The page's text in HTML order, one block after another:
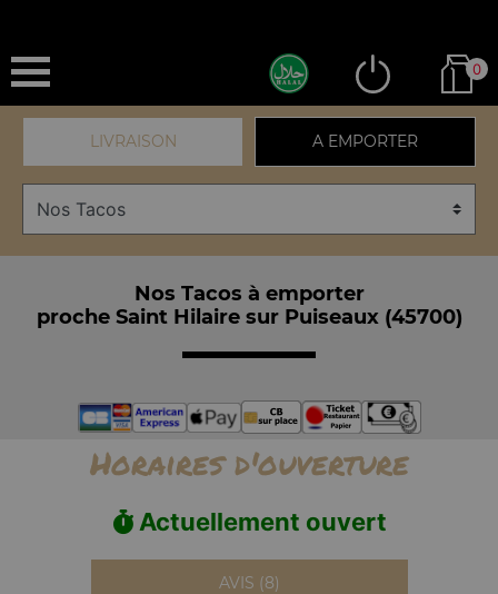
0
LIVRAISON A EMPORTER
Nos Tacos à emporter
proche Saint Hilaire sur Puiseaux (45700)
Horaires d'ouverture
Actuellement ouvert
AVIS (8)